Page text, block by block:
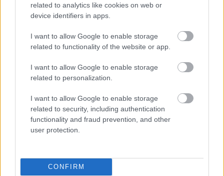
related to analytics like cookies on web or
device identifiers in apps.
I want to allow Google to enable storage
related to functionality of the website or app.
I want to allow Google to enable storage
related to personalization.
I want to allow Google to enable storage
related to security, including authentication
functionality and fraud prevention, and other
user protection.
CONFIRM
Mi más is lehetne az áprilisiNebulo-saroktémája,
ha nem a húsvéti készülődés, hiszen ebben a pár
hétben a gyerekek a legnagyobb örömmel ...